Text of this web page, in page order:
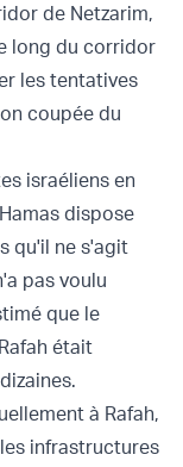
de Netzarim,
long du corridor
les tentatives
coupée du
israéliens en
dispose
qu'il ne s'agit
pas voulu
que le
était
à Rafah,
infrastructures